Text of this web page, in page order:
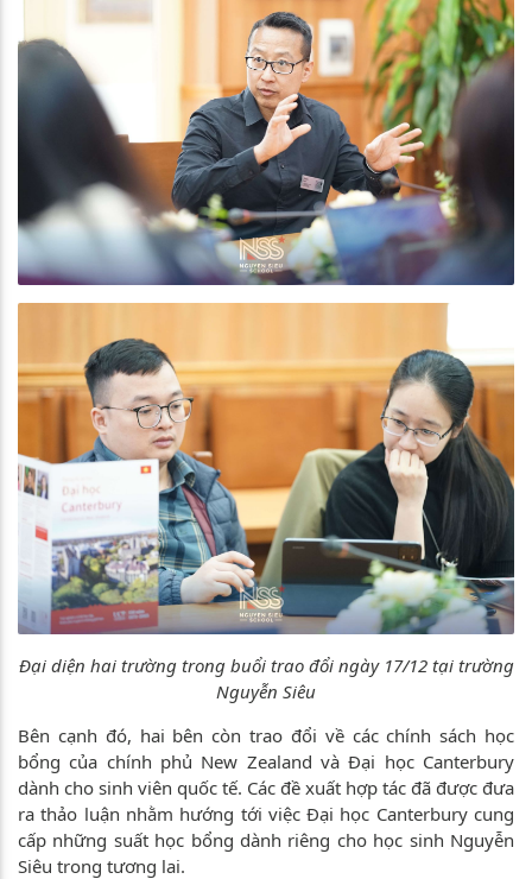
Đại diện hai trường trong buổi trao đổi ngày 17/12 tại trường
Nguyễn Siêu
Bên cạnh đó, hai bên còn trao đổi về các chính sách học
bổng của chính phủ New Zealand và Đại học Canterbury
dành cho sinh viên quốc tế. Các đề xuất hợp tác đã được đưa
ra thảo luận nhằm hướng tới việc Đại học Canterbury cung
cấp những suất học bổng dành riêng cho học sinh Nguyễn
Siêu trong tương lai.